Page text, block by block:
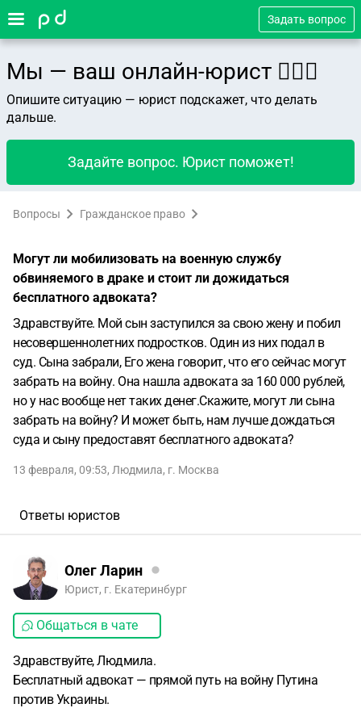
Задать вопрос
Мы — ваш онлайн-юрист 👨🏻‍⚖️
Опишите ситуацию — юрист подскажет, что делать
дальше.
Задайте вопрос. Юрист поможет!
Вопросы Гражданское право
Могут ли мобилизовать на военную службу
обвиняемого в драке и стоит ли дожидаться
бесплатного адвоката?
Здравствуйте. Мой сын заступился за свою жену и побил
несовершеннолетних подростков. Один из них подал в
суд. Сына забрали, Его жена говорит, что его сейчас могут
забрать на войну. Она нашла адвоката за 160 000 рублей,
но у нас вообще нет таких денег.Скажите, могут ли сына
забрать на войну? И может быть, нам лучше дождаться
суда и сыну предоставят бесплатного адвоката?
13 февраля, 09:53, Людмила, г. Москва
Ответы юристов
Олег Ларин
Юрист, г. Екатеринбург
Общаться в чате
Здравствуйте, Людмила.
Бесплатный адвокат — прямой путь на войну Путина
против Украины.